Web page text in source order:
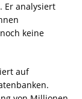
Er analysiert
keine
auf